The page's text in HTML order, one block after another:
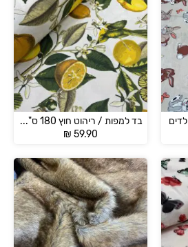
בד למפות / ריהוט חוץ 180 ס"מ רוחב עמיד למים ונגד כתמים
₪ 59.90